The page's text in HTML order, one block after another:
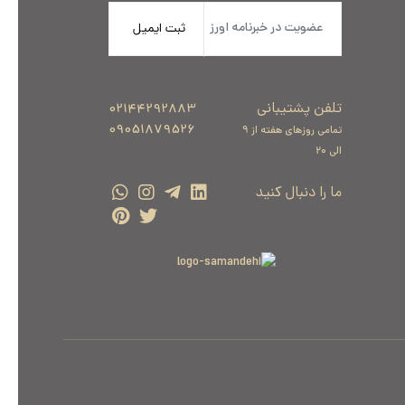
ثبت ایمیل
تلفن پشتیبانی
تمامی روزهای هفته از 9
الی 20
02144292883
09051879526
ما را دنبال کنید